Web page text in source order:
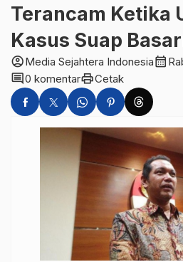
Terancam Ketika
Kasus Suap
account_circleMedia Sejahtera Indonesiacalendar_month
comment0 komentarprintCetak